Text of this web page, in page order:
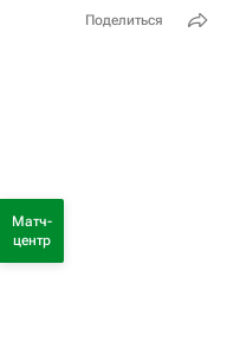
Поделиться
Матч-
центр